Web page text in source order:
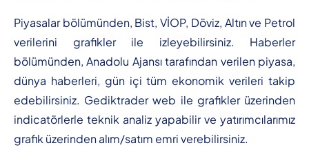
Piyasalar bölümünden, Bist, VİOP, Döviz, Altın ve Petrol
verilerini grafikler ile izleyebilirsiniz. Haberler
bölümünden, Anadolu Ajansı tarafından verilen piyasa,
dünya haberleri, gün içi tüm ekonomik verileri takip
edebilirsiniz. Gediktrader web ile grafikler üzerinden
indicatörlerle teknik analiz yapabilir ve yatırımcılarımız
grafik üzerinden alım/satım emri verebilirsiniz.